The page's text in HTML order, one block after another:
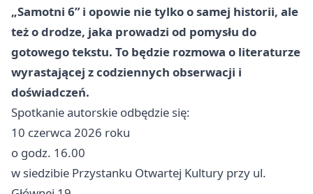
„Samotni 6” i opowie nie tylko o samej historii, ale
też o drodze, jaka prowadzi od pomysłu do
gotowego tekstu. To będzie rozmowa o literaturze
wyrastającej z codziennych obserwacji i
doświadczeń.
Spotkanie autorskie odbędzie się:
10 czerwca 2026 roku
o godz. 16.00
w siedzibie Przystanku Otwartej Kultury przy ul.